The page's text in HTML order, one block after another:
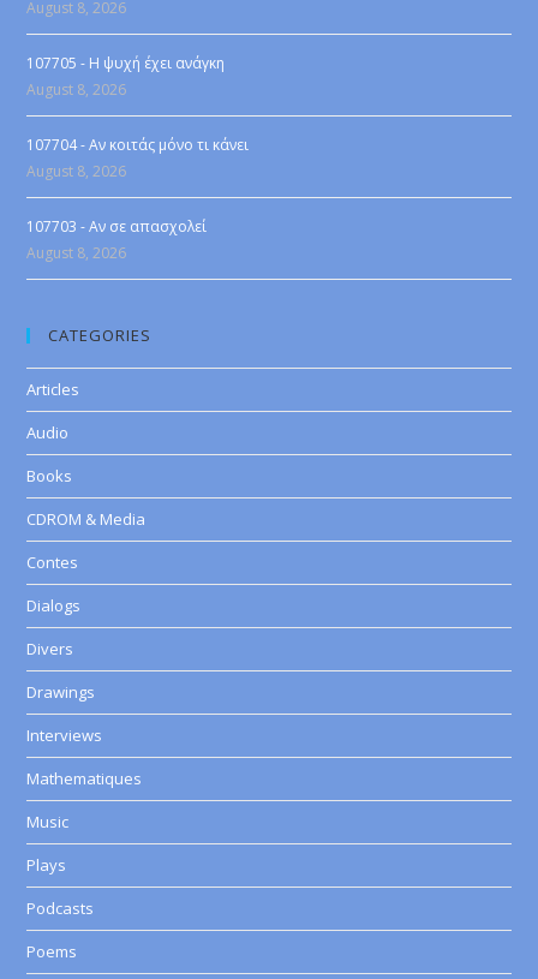
August 8, 2026
107705 - Η ψυχή έχει ανάγκη
August 8, 2026
107704 - Αν κοιτάς μόνο τι κάνει
August 8, 2026
107703 - Αν σε απασχολεί
August 8, 2026
CATEGORIES
Articles
Audio
Books
CDROM & Media
Contes
Dialogs
Divers
Drawings
Interviews
Mathematiques
Music
Plays
Podcasts
Poems